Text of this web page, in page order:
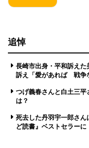
追悼
長崎市出身・平和訴え
訴え「愛があれば 戦争
つげ義春さんと白土三
は？
死去した丹羽宇一郎さ
ど読書』ベストセラーに